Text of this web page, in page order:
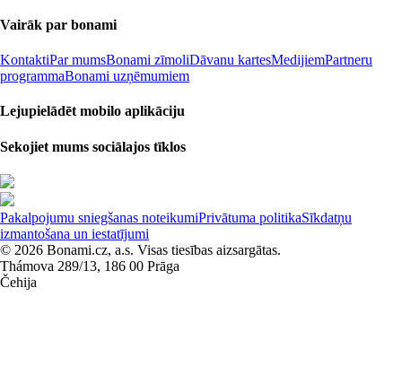
Vairāk par bonami
KontaktiPar mumsBonami zīmoliDāvanu kartesMedijiemPartneru
programmaBonami uzņēmumiem
Lejupielādēt mobilo aplikāciju
Sekojiet mums sociālajos tīklos
Pakalpojumu sniegšanas noteikumiPrivātuma politikaSīkdatņu
izmantošana un iestatījumi
© 2026 Bonami.cz, a.s. Visas tiesības aizsargātas.
Thámova 289/13, 186 00 Prāga
Čehija